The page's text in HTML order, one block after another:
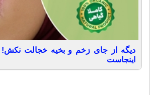
دیگه از جای زخم و بخیه خجالت
اینجاست